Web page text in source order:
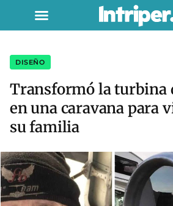
DISEÑO
Transformó la turbina
en una caravana para
su familia